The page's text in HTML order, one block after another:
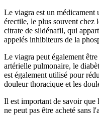
Le viagra est un
érectile, le plus souvent
citrate de sildénafil, qui
appelés inhibiteurs de la
Le viagra peut également
artérielle pulmonaire, le
est également utilisé pour
douleur thoracique et les
Il est important de savoir que
ne peut pas être acheté sans